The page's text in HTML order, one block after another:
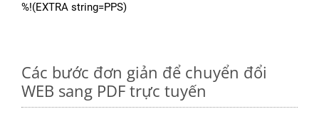
%!(EXTRA string=PPS)
Các bước đơn giản để chuyển đổi
WEB sang PDF trực tuyến